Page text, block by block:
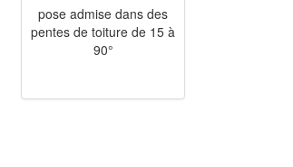
pose admise dans des
pentes de toiture de 15 à
90°